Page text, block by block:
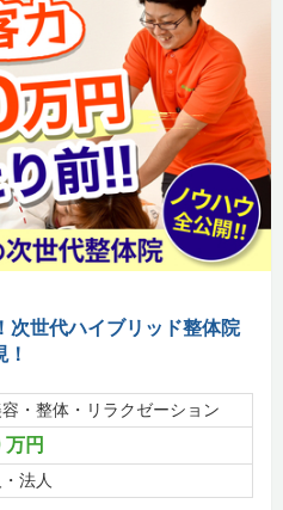
次世代ハイブリッド整体院
・整体・リラクゼーション
万円
法人